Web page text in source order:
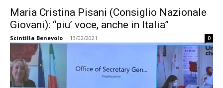
Maria Cristina Pisani (Consiglio Nazionale
Giovani): “piu’ voce, anche in Italia”
Scintilla Benevolo - 13/02/2021 0